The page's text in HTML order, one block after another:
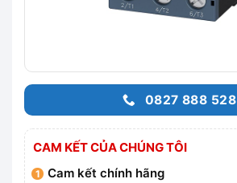
0827 888 528
CAM KẾT CỦA CHÚNG TÔI
Cam kết chính hãng